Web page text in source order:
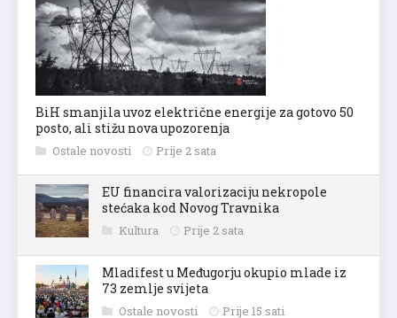
BiH smanjila uvoz električne energije za gotovo 50
posto, ali stižu nova upozorenja
Ostale novosti Prije 2 sata
EU financira valorizaciju nekropole
stećaka kod Novog Travnika
Kultura Prije 2 sata
Mladifest u Međugorju okupio mlade iz
73 zemlje svijeta
Ostale novosti Prije 15 sati